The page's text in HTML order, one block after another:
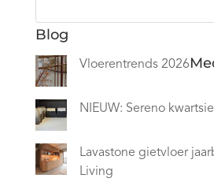
Blog
Vloerentrends 2026
NIEUW: Sereno
Lavastone gietvloer
Living